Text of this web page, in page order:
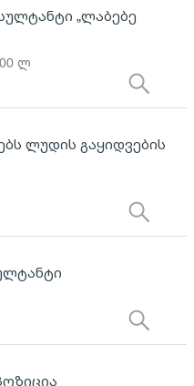
„ლაბებე
ლ
ლუდის გაყიდვების